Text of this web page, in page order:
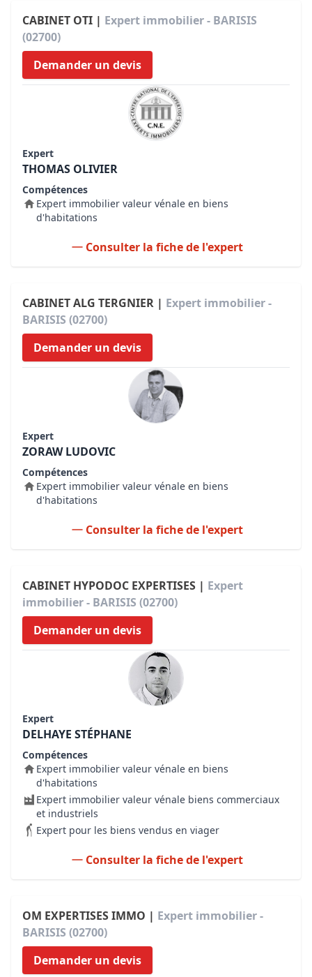
CABINET OTI | Expert immobilier - BARISIS
(02700)
Demander un devis
Expert
THOMAS OLIVIER
Compétences
Expert immobilier valeur vénale en biens
d'habitations
Consulter la fiche de l'expert
CABINET ALG TERGNIER | Expert immobilier -
BARISIS (02700)
Demander un devis
Expert
ZORAW LUDOVIC
Compétences
Expert immobilier valeur vénale en biens
d'habitations
Consulter la fiche de l'expert
CABINET HYPODOC EXPERTISES | Expert
immobilier - BARISIS (02700)
Demander un devis
Expert
DELHAYE STÉPHANE
Compétences
Expert immobilier valeur vénale en biens
d'habitations
Expert immobilier valeur vénale biens commerciaux
et industriels
Expert pour les biens vendus en viager
Consulter la fiche de l'expert
OM EXPERTISES IMMO | Expert immobilier -
BARISIS (02700)
Demander un devis